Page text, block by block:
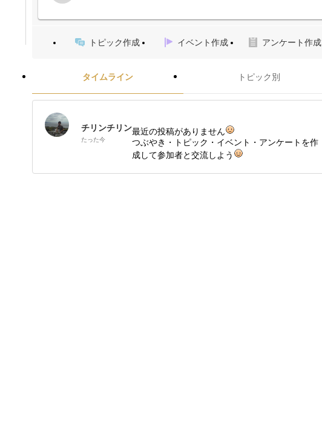
トピック作成 イベント作成 アンケート作成
タイムライン トピック別
チリンチリン
たった今
最近の投稿がありません
つぶやき・トピック・イベント・アンケートを作
成して参加者と交流しよう